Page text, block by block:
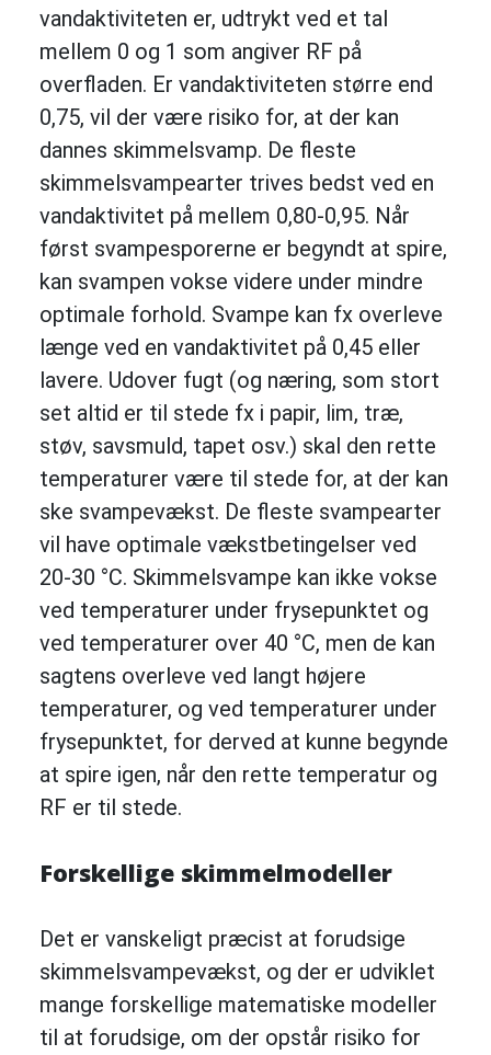
vandaktiviteten er, udtrykt ved et tal
mellem 0 og 1 som angiver RF på
overfladen. Er vandaktiviteten større end
0,75, vil der være risiko for, at der kan
dannes skimmelsvamp. De fleste
skimmelsvampearter trives bedst ved en
vandaktivitet på mellem 0,80-0,95. Når
først svampesporerne er begyndt at spire,
kan svampen vokse videre under mindre
optimale forhold. Svampe kan fx overleve
længe ved en vandaktivitet på 0,45 eller
lavere. Udover fugt (og næring, som stort
set altid er til stede fx i papir, lim, træ,
støv, savsmuld, tapet osv.) skal den rette
temperaturer være til stede for, at der kan
ske svampevækst. De fleste svampearter
vil have optimale vækstbetingelser ved
20-30 °C. Skimmelsvampe kan ikke vokse
ved temperaturer under frysepunktet og
ved temperaturer over 40 °C, men de kan
sagtens overleve ved langt højere
temperaturer, og ved temperaturer under
frysepunktet, for derved at kunne begynde
at spire igen, når den rette temperatur og
RF er til stede.
Forskellige skimmelmodeller
Det er vanskeligt præcist at forudsige
skimmelsvampevækst, og der er udviklet
mange forskellige matematiske modeller
til at forudsige, om der opstår risiko for